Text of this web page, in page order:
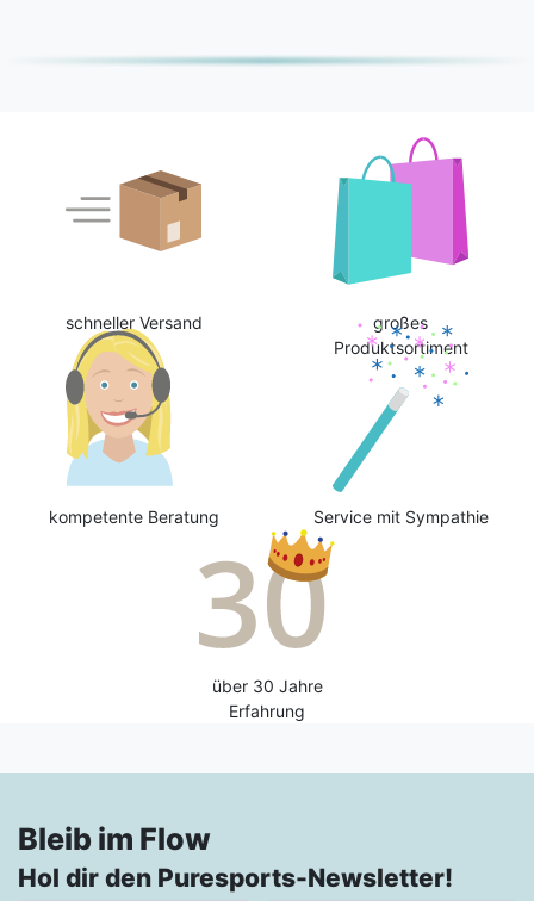
schneller Versand
großes
Produktsortiment
kompetente Beratung Service mit Sympathie
über 30 Jahre
Erfahrung
Bleib im Flow
Hol dir den Puresports-Newsletter!